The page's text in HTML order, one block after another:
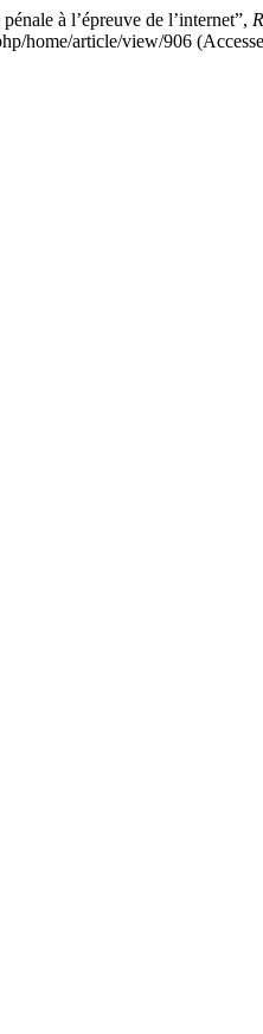
à l’épreuve de l’internet”,
home/article/view/906